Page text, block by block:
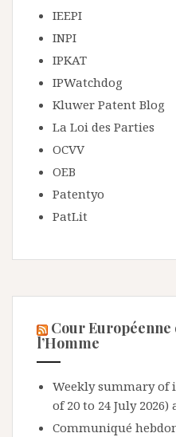
IEEPI
INPI
IPKAT
IPWatchdog
Kluwer Patent Blog
La Loi des Parties
OCVV
OEB
Patentyo
PatLit
Cour Européenne
l’Homme
Weekly summary of
of 20 to 24 July 2026)
Communiqué